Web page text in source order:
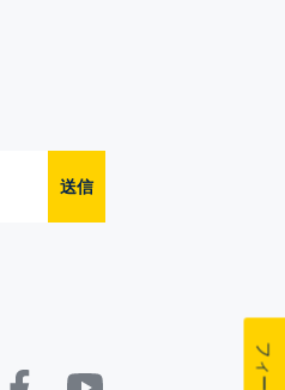
送信